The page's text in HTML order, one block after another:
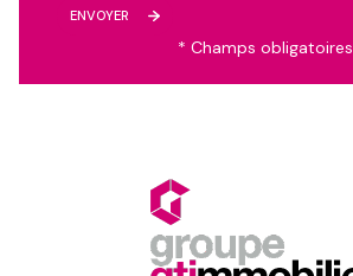
ENVOYER
* Champs obligatoires